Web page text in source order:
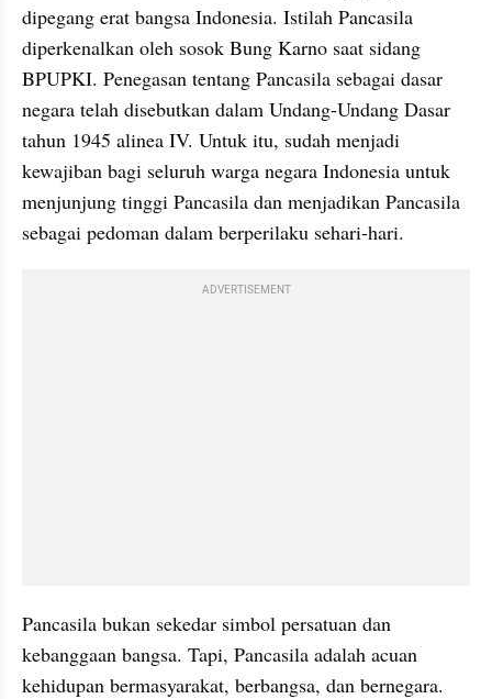
dipegang erat bangsa Indonesia. Istilah Pancasila
diperkenalkan oleh sosok Bung Karno saat sidang
BPUPKI. Penegasan tentang Pancasila sebagai dasar
negara telah disebutkan dalam Undang-Undang Dasar
tahun 1945 alinea IV. Untuk itu, sudah menjadi
kewajiban bagi seluruh warga negara Indonesia untuk
menjunjung tinggi Pancasila dan menjadikan Pancasila
sebagai pedoman dalam berperilaku sehari-hari.
ADVERTISEMENT
Pancasila bukan sekedar simbol persatuan dan
kebanggaan bangsa. Tapi, Pancasila adalah acuan
kehidupan bermasyarakat, berbangsa, dan bernegara.